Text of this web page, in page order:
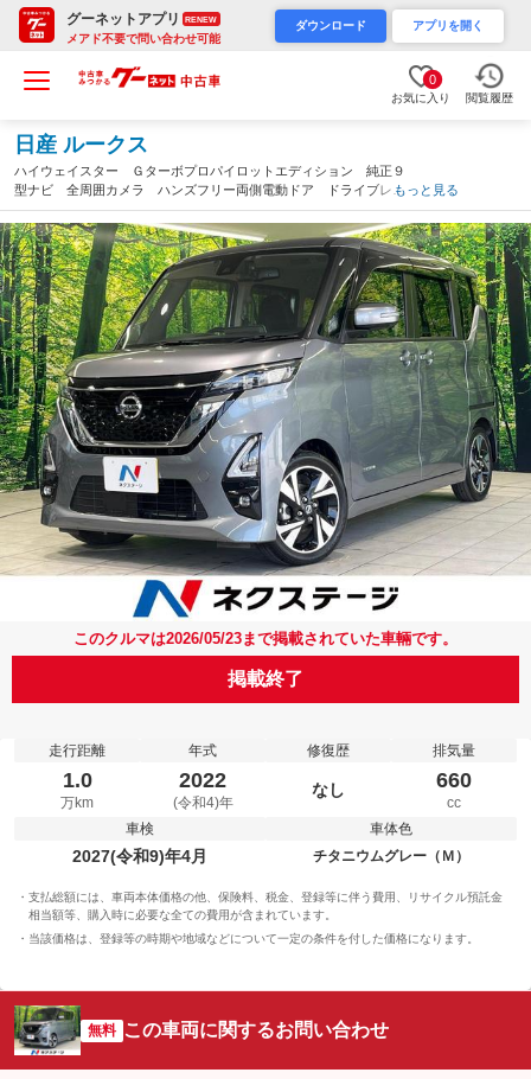
グーネットアプリ RENEW
メアド不要で問い合わせ可能
ダウンロード アプリを開く
0
お気に入り 閲覧履歴
日産 ルークス
ハイウェイスター Ｇターボプロパイロットエディション 純正９
型ナビ 全周囲カメラ ハンズフリー両側電動ドア ドライブレコ
ーダー ＥＴＣ 電動パーキングブレーキ ＬＥＤヘッド＆フォ
グ オートハイビーム オートライト 純正１５インチＡＷ スマ
ートキー（群馬県）
もっと見る
このクルマは2026/05/23まで掲載されていた車輛です。
掲載終了
走行距離
1.0
万km
年式
2022
(令和4)年
修復歴
なし
排気量
660
cc
車検
2027(令和9)年4月
車体色
チタニウムグレー（Ｍ）
支払総額には、車両本体価格の他、保険料、税金、登録等に伴う費用、リサイクル預託金
相当額等、購入時に必要な全ての費用が含まれています。
当該価格は、登録等の時期や地域などについて一定の条件を付した価格になります。
無料 この車両に関するお問い合わせ